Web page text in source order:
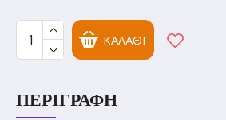
ΚΑΛΆΘΙ
ΠΕΡΙΓΡΑΦΉ